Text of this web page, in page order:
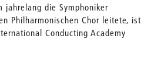
jahrelang die Symphoniker
Philharmonischen Chor leitete, ist
Conducting Academy